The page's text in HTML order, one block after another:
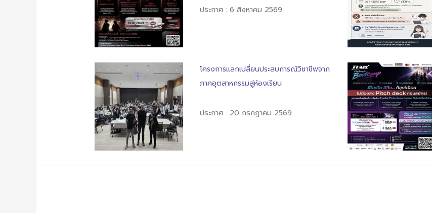
ประกาศ : 6 สิงหาคม 2569
โครงการแลกเปลี่ยนประสบการณ์วิชาชีพจาก
ภาคอุตสาหกรรมสู่ห้องเรียน
ประกาศ : 20 กรกฎาคม 2569